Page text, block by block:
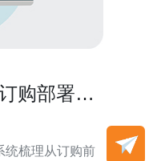
购部署到
统梳理从订购前